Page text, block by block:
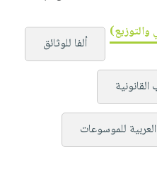
والتوزيع)
ألفا للوثائق
العربية للموسوعات